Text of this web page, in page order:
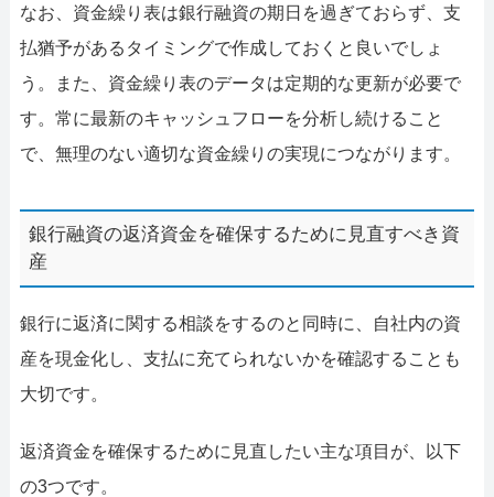
なお、資金繰り表は銀行融資の期日を過ぎておらず、支
払猶予があるタイミングで作成しておくと良いでしょ
う。また、資金繰り表のデータは定期的な更新が必要で
す。常に最新のキャッシュフローを分析し続けること
で、無理のない適切な資金繰りの実現につながります。
銀行融資の返済資金を確保するために見直すべき資
産
銀行に返済に関する相談をするのと同時に、自社内の資
産を現金化し、支払に充てられないかを確認することも
大切です。
返済資金を確保するために見直したい主な項目が、以下
の3つです。